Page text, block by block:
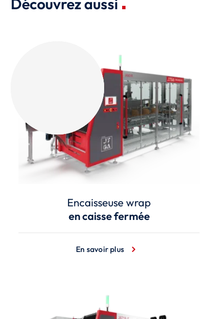
Découvrez aussi
Encaisseuse wrap
en caisse fermée
En savoir plus